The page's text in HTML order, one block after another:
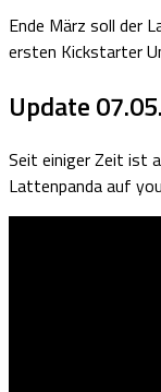
Ende März soll der
ersten Kickstarter
Update
Seit einiger Zeit ist
Lattenpanda auf